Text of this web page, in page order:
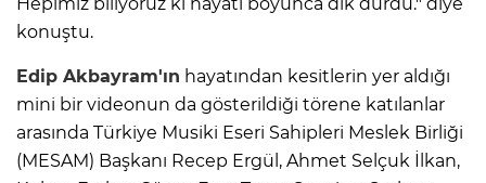
konuştu.
Edip Akbayram'ın hayatından kesitlerin yer aldığı
mini bir videonun da gösterildiği törene katılanlar
arasında Türkiye Musiki Eseri Sahipleri Meslek Birliği
(MESAM) Başkanı Recep Ergül, Ahmet Selçuk İlkan,